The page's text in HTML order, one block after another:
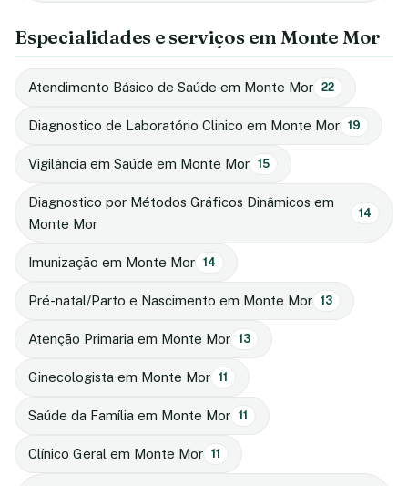
Especialidades e serviços em Monte Mor
Atendimento Básico de Saúde em Monte Mor 22
Diagnostico de Laboratório Clinico em Monte Mor 19
Vigilância em Saúde em Monte Mor 15
Diagnostico por Métodos Gráficos Dinâmicos em
Monte Mor
14
Imunização em Monte Mor 14
Pré-natal/Parto e Nascimento em Monte Mor 13
Atenção Primaria em Monte Mor 13
Ginecologista em Monte Mor 11
Saúde da Família em Monte Mor 11
Clínico Geral em Monte Mor 11